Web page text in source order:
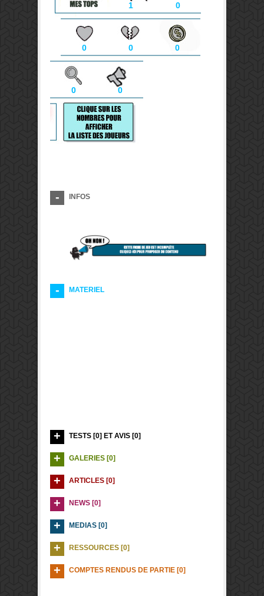
1 0
0 0 0
0 0
INFOS
MATERIEL
TESTS [0] ET AVIS [0]
GALERIES [0]
ARTICLES [0]
NEWS [0]
MEDIAS [0]
RESSOURCES [0]
COMPTES RENDUS DE PARTIE [0]